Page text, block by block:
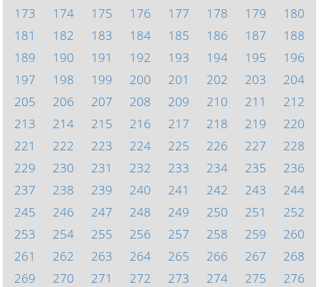
173
174 175 176 177 178 179
180
181
182 183 184 185 186 187
188
189
190 191 192 193 194 195
196
197
198 199 200 201 202 203
204
205
206 207 208 209 210 211
212
213
214 215 216 217 218 219
220
221
222 223 224 225 226 227
228
229
230 231 232 233 234 235
236
237
238 239 240 241 242 243
244
245
246 247 248 249 250 251
252
253
254 255 256 257 258 259
260
261
262 263 264 265 266 267
268
269
270 271 272 273 274 275
276